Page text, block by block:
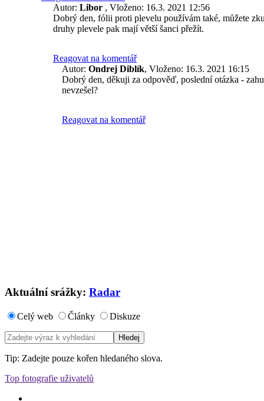
Autor: Libor , Vloženo: 16.3. 2021 12:56
Dobrý den, fólii proti plevelu používám také, můžete
druhy plevele pak mají větší šanci přežít.
Reagovat na komentář
Autor: Ondrej Diblík, Vloženo: 16.3. 2021 16:15
Dobrý den, děkuji za odpověď, poslední otázka -
nevzešel?
Reagovat na komentář
Aktuální srážky: Radar
Celý web Články Diskuze
Tip: Zadejte pouze kořen hledaného slova.
Top fotografie uživatelů